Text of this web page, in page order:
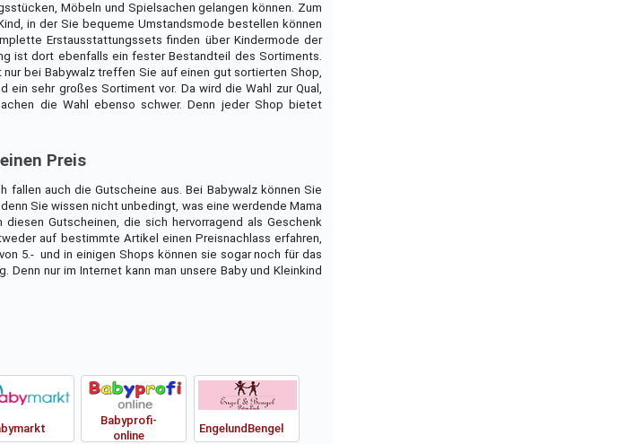
Möbeln und Spielsachen gelangen können. Zum
in der Sie bequeme Umstandsmode bestellen können
Erstausstattungssets finden über Kindermode der
ist dort ebenfalls ein fester Bestandteil des Sortiments.
bei Babywalz treffen Sie auf einen gut sortierten Shop,
sehr großes Sortiment vor. Da wird die Wahl zur Qual,
die Wahl ebenso schwer. Denn jeder Shop bietet
Preis
auch die Gutscheine aus. Bei Babywalz können Sie
Sie wissen nicht unbedingt, was eine werdende Mama
Gutscheinen, die sich hervorragend als Geschenk
auf bestimmte Artikel einen Preisnachlass erfahren,
5.-  und in einigen Shops können sie sogar noch für das
nur im Internet kann man unsere Baby und Kleinkind
Babyprofi-
online
EngelundBengel